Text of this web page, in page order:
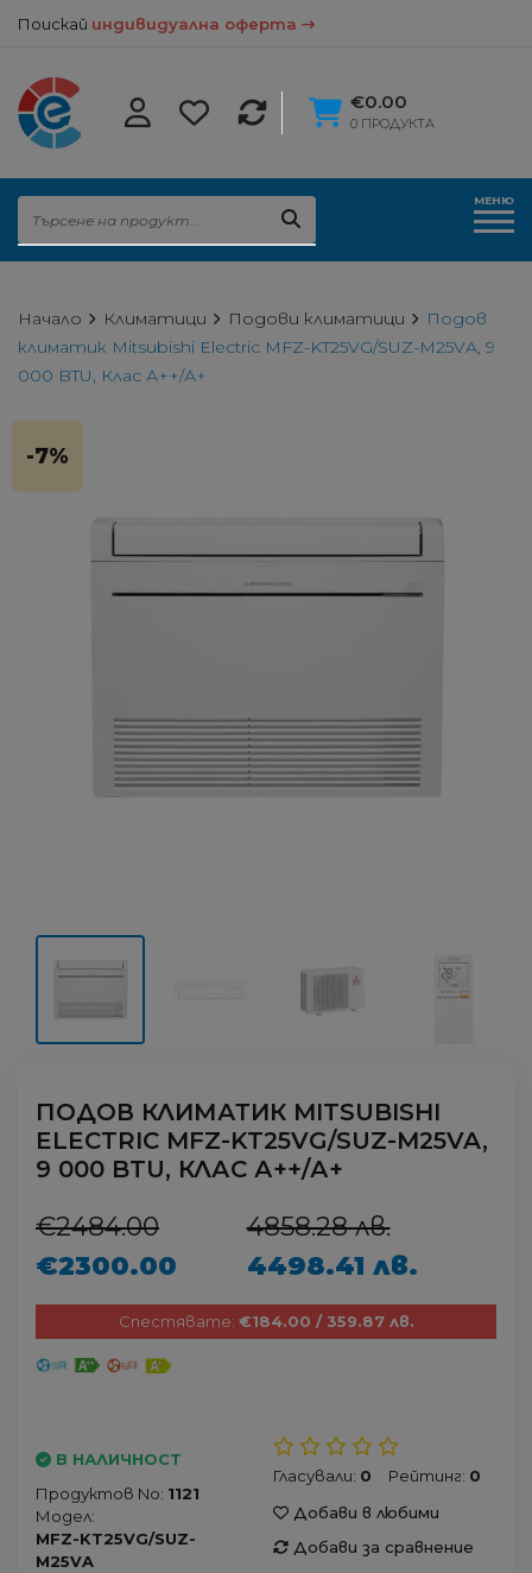
Поискай индивидуална оферта
€0.00
0 ПРОДУКТА
МЕНЮ
Начало Климатици Подови климатици
Подов
климатик Mitsubishi Electric MFZ-KT25VG/SUZ-M25VA, 9
000 BTU, Клас А++/А+
-7%
ПОДОВ КЛИМАТИК MITSUBISHI
ELECTRIC MFZ-KT25VG/SUZ-M25VA,
9 000 BTU, КЛАС А++/А+
€2484.00
€2300.00
4858.28 лв.
4498.41 лв.
Спестявате: €184.00 / 359.87 лв.
В НАЛИЧНОСТ
Продуктов No: 1121
Модел:
MFZ-KT25VG/SUZ-
M25VA
Гласували: 0 Рейтинг: 0
Добави в любими
Добави за сравнение